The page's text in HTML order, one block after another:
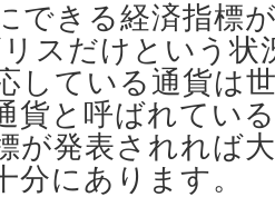
できる経済指標
スだけという状
している通貨は
貨と呼ばれてい
が発表されれば
分にあります。